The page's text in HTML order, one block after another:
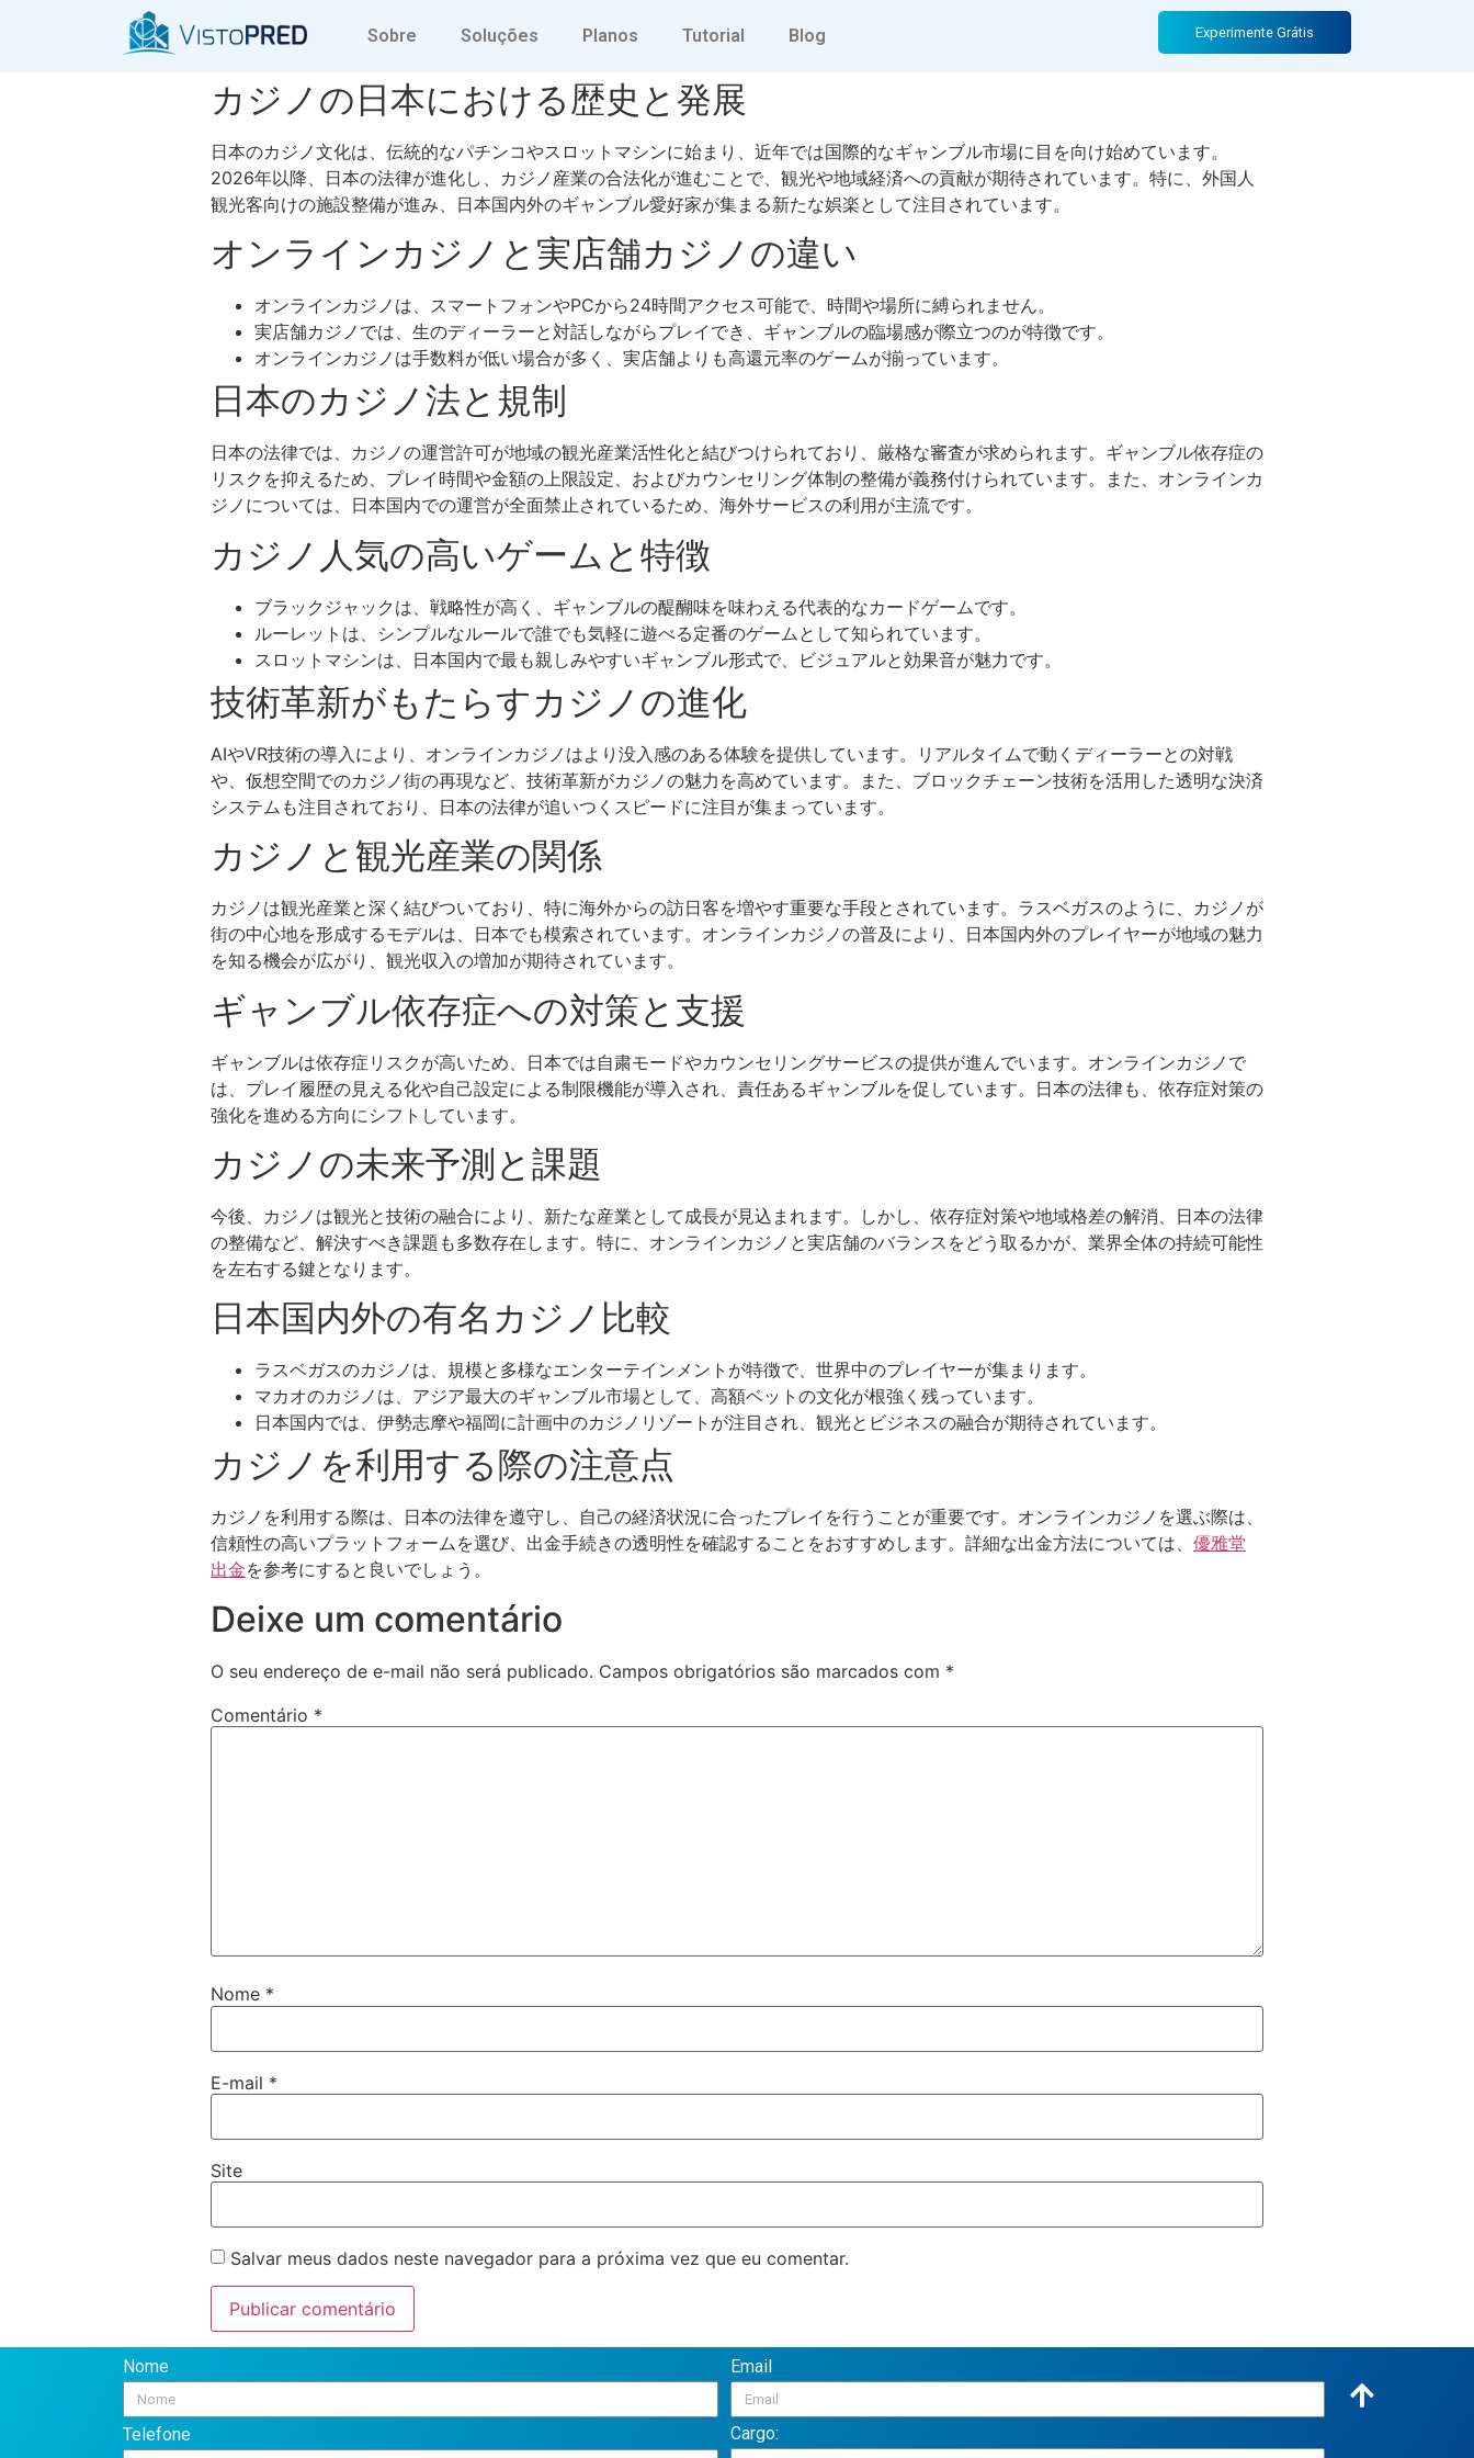
Sobre Soluções Planos Tutorial Blog Experimente Grátis
日本のカジノ業界の最新トレンドと魅力
カジノの日本における歴史と発展
日本のカジノ文化は、伝統的なパチンコやスロットマシンに始まり、近年では国際的なギャンブル市場に目を向け始めています。
2026年以降、日本の法律が進化し、カジノ産業の合法化が進むことで、観光や地域経済への貢献が期待されています。特に、外国人
観光客向けの施設整備が進み、日本国内外のギャンブル愛好家が集まる新たな娯楽として注目されています。
オンラインカジノと実店舗カジノの違い
オンラインカジノは、スマートフォンやPCから24時間アクセス可能で、時間や場所に縛られません。
実店舗カジノでは、生のディーラーと対話しながらプレイでき、ギャンブルの臨場感が際立つのが特徴です。
オンラインカジノは手数料が低い場合が多く、実店舗よりも高還元率のゲームが揃っています。
日本のカジノ法と規制
日本の法律では、カジノの運営許可が地域の観光産業活性化と結びつけられており、厳格な審査が求められます。ギャンブル依存症の
リスクを抑えるため、プレイ時間や金額の上限設定、およびカウンセリング体制の整備が義務付けられています。また、オンラインカ
ジノについては、日本国内での運営が全面禁止されているため、海外サービスの利用が主流です。
カジノ人気の高いゲームと特徴
ブラックジャックは、戦略性が高く、ギャンブルの醍醐味を味わえる代表的なカードゲームです。
ルーレットは、シンプルなルールで誰でも気軽に遊べる定番のゲームとして知られています。
スロットマシンは、日本国内で最も親しみやすいギャンブル形式で、ビジュアルと効果音が魅力です。
技術革新がもたらすカジノの進化
AIやVR技術の導入により、オンラインカジノはより没入感のある体験を提供しています。リアルタイムで動くディーラーとの対戦
や、仮想空間でのカジノ街の再現など、技術革新がカジノの魅力を高めています。また、ブロックチェーン技術を活用した透明な決済
システムも注目されており、日本の法律が追いつくスピードに注目が集まっています。
カジノと観光産業の関係
カジノは観光産業と深く結びついており、特に海外からの訪日客を増やす重要な手段とされています。ラスベガスのように、カジノが
街の中心地を形成するモデルは、日本でも模索されています。オンラインカジノの普及により、日本国内外のプレイヤーが地域の魅力
を知る機会が広がり、観光収入の増加が期待されています。
ギャンブル依存症への対策と支援
ギャンブルは依存症リスクが高いため、日本では自粛モードやカウンセリングサービスの提供が進んでいます。オンラインカジノで
は、プレイ履歴の見える化や自己設定による制限機能が導入され、責任あるギャンブルを促しています。日本の法律も、依存症対策の
強化を進める方向にシフトしています。
カジノの未来予測と課題
今後、カジノは観光と技術の融合により、新たな産業として成長が見込まれます。しかし、依存症対策や地域格差の解消、日本の法律
の整備など、解決すべき課題も多数存在します。特に、オンラインカジノと実店舗のバランスをどう取るかが、業界全体の持続可能性
を左右する鍵となります。
日本国内外の有名カジノ比較
ラスベガスのカジノは、規模と多様なエンターテインメントが特徴で、世界中のプレイヤーが集まります。
マカオのカジノは、アジア最大のギャンブル市場として、高額ベットの文化が根強く残っています。
日本国内では、伊勢志摩や福岡に計画中のカジノリゾートが注目され、観光とビジネスの融合が期待されています。
カジノを利用する際の注意点
カジノを利用する際は、日本の法律を遵守し、自己の経済状況に合ったプレイを行うことが重要です。オンラインカジノを選ぶ際は、
信頼性の高いプラットフォームを選び、出金手続きの透明性を確認することをおすすめします。詳細な出金方法については、 優雅堂
出金を参考にすると良いでしょう。
Deixe um comentário
O seu endereço de e-mail não será publicado. Campos obrigatórios são marcados com *
Comentário *
Nome *
E-mail *
Site
Salvar meus dados neste navegador para a próxima vez que eu comentar.
Nome Email
Telefone Cargo: